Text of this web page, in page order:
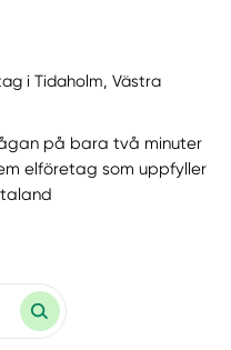
i Tidaholm, Västra
på bara två minuter
elföretag som uppfyller